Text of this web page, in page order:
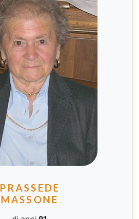
PRASSEDE
MASSONE